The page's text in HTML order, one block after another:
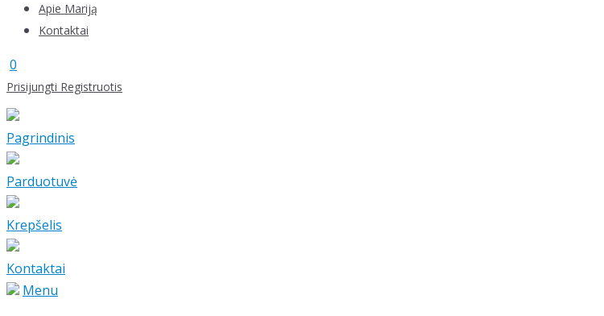
Apie Mariją
Kontaktai
0
Prisijungti Registruotis
Pagrindinis
Parduotuvė
Krepšelis
Kontaktai
Menu